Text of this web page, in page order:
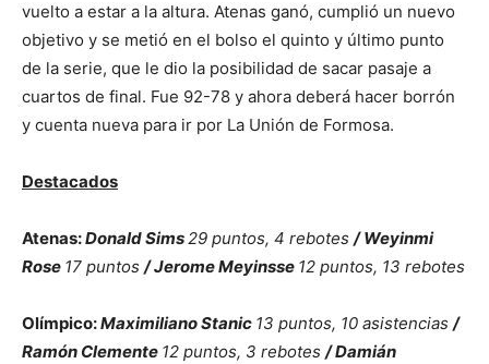
vuelto a estar a la altura. Atenas ganó, cumplió un nuevo
objetivo y se metió en el bolso el quinto y último punto
de la serie, que le dio la posibilidad de sacar pasaje a
cuartos de final. Fue 92-78 y ahora deberá hacer borrón
y cuenta nueva para ir por La Unión de Formosa.
Destacados
Atenas:Donald Sims29 puntos, 4 rebotes / Weyinmi
Rose 17 puntos / Jerome Meyinsse 12 puntos, 13 rebotes
Olímpico:Maximiliano Stanic 13 puntos, 10 asistencias /
Ramón Clemente 12 puntos, 3 rebotes / Damián